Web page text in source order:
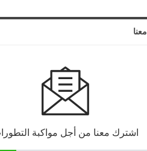
اشترك معنا من أجل مواكبة